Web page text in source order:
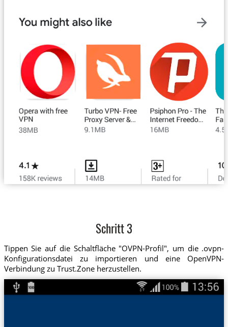
Schritt 3
Tippen Sie auf die Schaltfläche "OVPN-Profil", um die .ovpn-
Konfigurationsdatei zu importieren und eine OpenVPN-
Verbindung zu Trust.Zone herzustellen.